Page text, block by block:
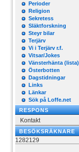
Perioder
Religion
Sekretess
Släktforskning
Steyr bilar
Terjärv
Vi i Terjärv r.f.
Vitsar/Jokes
Vänsterhänta (lista)
Österbotten
Dagstidningar
Links
Länkar
Sök på Loffe.net
RESPONS
Kontakt
BESÖKSRÄKNARE
1282129